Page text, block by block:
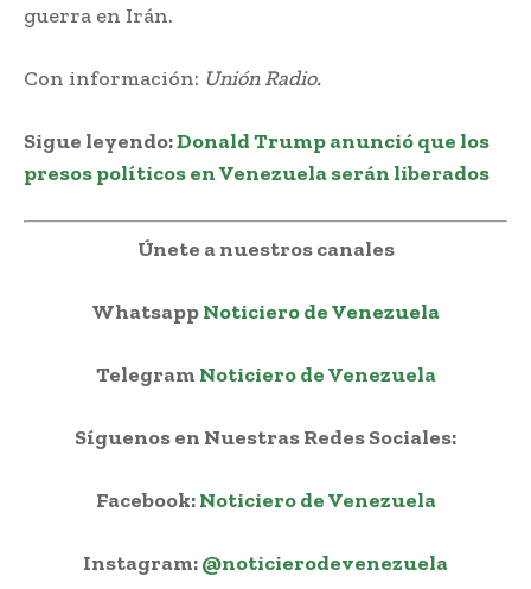
guerra en Irán.
Con información: Unión Radio.
Sigue leyendo:Donald Trump anunció que los
presos políticos en Venezuela serán liberados
Únete a nuestros canales
WhatsappNoticiero de Venezuela
Telegram Noticiero de Venezuela
Síguenos en Nuestras Redes Sociales:
Facebook:Noticiero de Venezuela
Instagram:@noticierodevenezuela